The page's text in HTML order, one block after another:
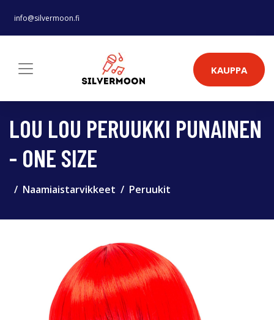
info@silvermoon.fi
KAUPPA
LOU LOU PERUUKKI PUNAINEN
- ONE SIZE
Naamiaistarvikkeet Peruukit